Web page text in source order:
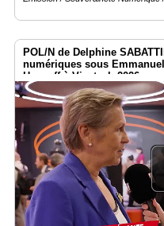
POL/N de Delphine
numériques sous
Henanff à Vivatech 2026